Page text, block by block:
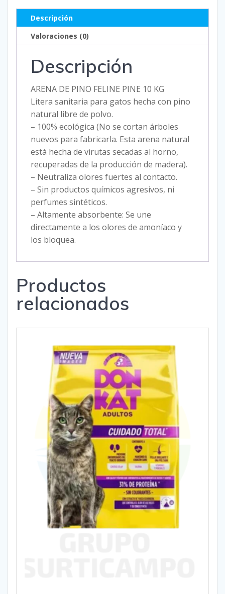
10
cantidad
Descripción
Valoraciones (0)
Descripción
ARENA DE PINO FELINE PINE 10 KG
Litera sanitaria para gatos hecha con pino
natural libre de polvo.
– 100% ecológica (No se cortan árboles
nuevos para fabricarla. Esta arena natural
está hecha de virutas secadas al horno,
recuperadas de la producción de madera).
– Neutraliza olores fuertes al contacto.
– Sin productos químicos agresivos, ni
perfumes sintéticos.
– Altamente absorbente: Se une
directamente a los olores de amoníaco y
los bloquea.
Productos
relacionados